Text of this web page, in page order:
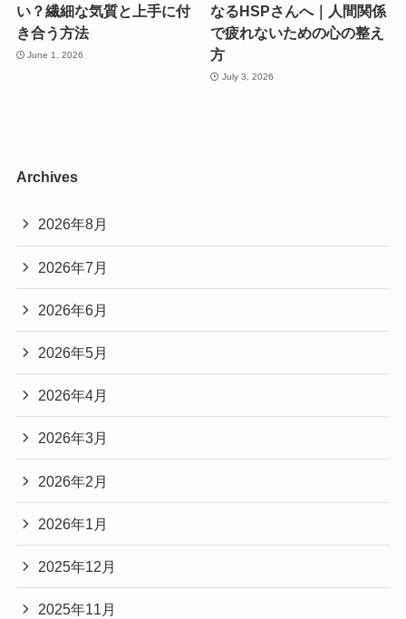
い？繊細な気質と上手に付
き合う方法
June 1, 2026
なるHSPさんへ｜人間関係
で疲れないための心の整え
方
July 3, 2026
Archives
2026年8月
2026年7月
2026年6月
2026年5月
2026年4月
2026年3月
2026年2月
2026年1月
2025年12月
2025年11月